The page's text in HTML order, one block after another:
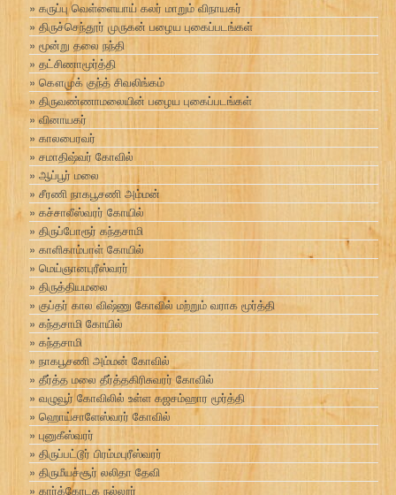
கருப்பு வெள்ளையாய் கலர் மாறும் விநாயகர்
திருச்செந்தூர் முருகன் பழைய புகைப்படங்கள்
மூன்று தலை நந்தி
தட்சிணாமூர்த்தி
கௌமுக் குந்த் சிவலிங்கம்
திருவண்ணாமலையின் பழைய புகைப்படங்கள்
வினாயகர்
காலபைரவர்
சமாதிஷ்வர் கோவில்
ஆப்பூர் மலை
சீரணி நாகபூசணி அம்மன்
கச்சாலீஸ்வரர் கோயில்
திருப்போரூர் கந்தசாமி
காளிகாம்பாள் கோயில்
மெய்ஞானபுரீஸ்வரர்
திருத்தியமலை
குப்தர் கால விஷ்ணு கோவில் மற்றும் வராக மூர்த்தி
கந்தசாமி கோயில்
கந்தசாமி
நாகபூசணி அம்மன் கோவில்
தீர்த்த மலை தீர்த்தகிரிசுவரர் கோவில்
வழுவூர் கோவிலில் உள்ள கஜசம்ஹார மூர்த்தி
ஹொய்சாளேஸ்வரர் கோவில்
புனுகீஸ்வரர்
திருப்பட்டூர் பிரம்மபுரீஸ்வரர்
திருமீயச்சூர் லலிதா தேவி
கார்க்கோடக நல்லூர்